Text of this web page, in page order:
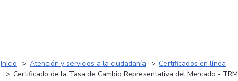
Inicio Atención y servicios a la ciudadanía
Certificados en línea
Certificado de la Tasa de Cambio Representativa del Mercado - TRM